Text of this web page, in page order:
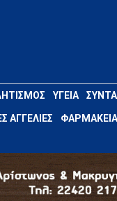
ΥΓΕΊΑ
ΑΓΓΕΛΊΕΣ ΦΑΡΜΑΚΕΊΑ